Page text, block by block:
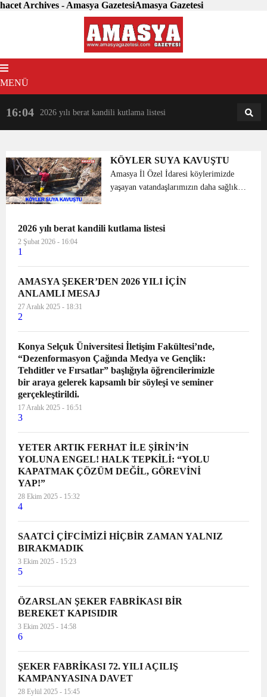
hacet Archives - Amasya GazetesiAmasya Gazetesi
MENÜ
16:04 2026 yılı berat kandili kutlama listesi 18:31
KÖYLER SUYA KAVUŞTU
Amasya İl Özel İdaresi köylerimizde
yaşayan vatandaşlarımızın daha sağlıklı
geçirmeye devam ediyor. Merzifon
2026 yılı berat kandili kutlama listesi
2 Şubat 2026 - 16:04
1
AMASYA ŞEKER’DEN 2026 YILI İÇİN
ANLAMLI MESAJ
27 Aralık 2025 - 18:31
2
Konya Selçuk Üniversitesi İletişim Fakültesi’nde,
“Dezenformasyon Çağında Medya ve Gençlik:
Tehditler ve Fırsatlar” başlığıyla öğrencilerimizle
bir araya gelerek kapsamlı bir söyleşi ve seminer
gerçekleştirildi.
17 Aralık 2025 - 16:51
3
YETER ARTIK FERHAT İLE ŞİRİN’İN
YOLUNA ENGEL! HALK TEPKİLİ: “YOLU
KAPATMAK ÇÖZÜM DEĞİL, GÖREVİNİ
YAP!”
28 Ekim 2025 - 15:32
4
SAATCİ ÇİFCİMİZİ HİÇBİR ZAMAN YALNIZ
BIRAKMADIK
3 Ekim 2025 - 15:23
5
ÖZARSLAN ŞEKER FABRİKASI BİR
BEREKET KAPISIDIR
3 Ekim 2025 - 14:58
6
ŞEKER FABRİKASI 72. YILI AÇILIŞ
KAMPANYASINA DAVET
28 Eylül 2025 - 15:45